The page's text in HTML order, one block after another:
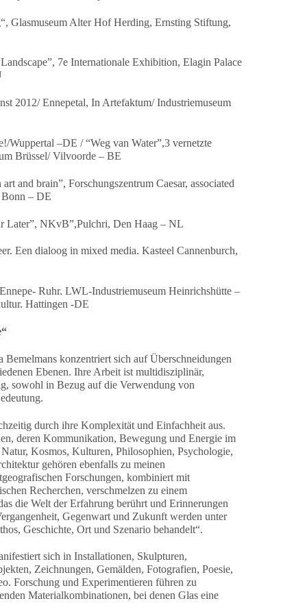
Glasmuseum Alter Hof Herding, Ernsting Stiftung,
7e Internationale Exhibition, Elagin Palace
2012/ Ennepetal, In Artefaktum/ Industriemuseum
Wuppertal –DE / “Weg van Water”,3 vernetzte
Brüssel/ Vilvoorde – BE
and brain”, Forschungszentrum Caesar, associated
– DE
Later”, NKvB”,Pulchri, Den Haag – NL
Een dialoog in mixed media. Kasteel Cannenburch,
Ruhr. LWL-Industriemuseum Heinrichshütte –
Hattingen -DE
konzentriert sich auf Überschneidungen
Ebenen. Ihre Arbeit ist multidisziplinär,
sowohl in Bezug auf die Verwendung von
durch ihre Komplexität und Einfachheit aus.
deren Kommunikation, Bewegung und Energie im
Kosmos, Kulturen, Philosophien, Psychologie,
gehören ebenfalls zu meinen
Forschungen, kombiniert mit
Recherchen, verschmelzen zu einem
die Welt der Erfahrung berührt und Erinnerungen
Gegenwart und Zukunft werden unter
Geschichte, Ort und Szenario behandelt“.
sich in Installationen, Skulpturen,
Zeichnungen, Gemälden, Fotografien, Poesie,
Forschung und Experimentieren führen zu
Materialkombinationen, bei denen Glas eine